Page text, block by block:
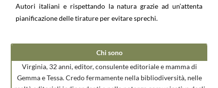
Autori italiani e rispettando la natura grazie ad un’attenta
pianificazione delle tirature per evitare sprechi.
Chi sono
Virginia, 32 anni, editor, consulente editoriale e mamma di
Gemma e Tessa. Credo fermamente nella bibliodiversità, nelle